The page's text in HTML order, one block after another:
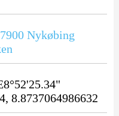
7900 Nykøbing
8.8737064986632